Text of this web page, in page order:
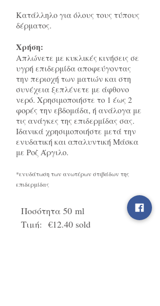
Κατάλληλο για όλους τους τύπους
δέρματος.
Χρήση:
Απλώνετε με κυκλικές κινήσεις σε
υγρή επιδερμίδα αποφεύγοντας
την περιοχή των ματιών και στη
συνέχεια ξεπλένετε με άφθονο
νερό. Χρησιμοποιήστε το 1 έως 2
φορές την εβδομάδα, ή ανάλογα με
τις ανάγκες της επιδερμίδας σας.
Ιδανικά χρησιμοποιήστε μετά την
ενυδατική και απαλυντική Μάσκα
με Ροζ Άργιλο.
*ενυδάτωση των ανωτέρων στιβάδων της
επιδερμίδας
Ποσότητα 50 ml
Τιμή: €12.40 sold